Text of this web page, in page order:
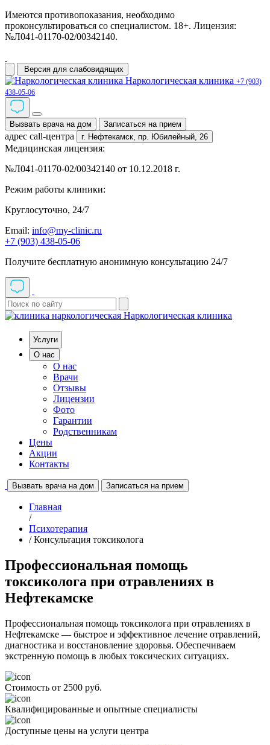
Имеются противопоказания, необходимо
проконсультироваться со специалистом. 18+. Лицензия:
№Л041-01170-02/00342140.
Версия для слабовидящих
Наркологическая клиника +7 (903)
438-05-06
Вызвать врача на дом Записаться на прием
адрес call-центра г. Нефтекамск, пр. Юбилейный, 26
Медицинская лицензия:
№Л041-01170-02/00342140 от 10.12.2018 г.
Режим работы клиники:
Круглосуточно, 24/7
Email: info@my-clinic.ru
+7 (903) 438-05-06
Получите бесплатную анонимную консультацию 24/7
Наркологическая клиника
Услуги
О нас
О нас
Врачи
Отзывы
Лицензии
Фото
Гарантии
Родственникам
Цены
Акции
Контакты
Вызвать врача на дом Записаться на прием
Главная
/
Психотерапия
/ Консультация токсиколога
Профессиональная помощь
токсиколога при отравлениях в
Нефтекамске
Профессиональная помощь токсиколога при отравлениях в
Нефтекамске — быстрое и эффективное лечение отравлений,
диагностика и восстановление здоровья. Обеспечиваем
экстренную помощь в любых токсических ситуациях.
Стоимость от 2500 руб.
Квалифицированные и опытные специалисты
Доступные цены на услуги центра